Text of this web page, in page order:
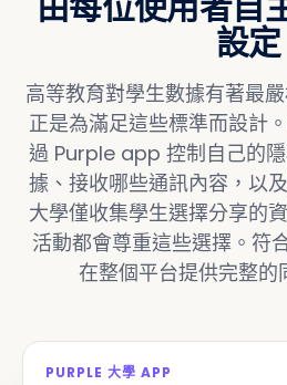
設定
高等教育對學生數據有著最
正是為滿足這些標準而設計
過 Purple app 控制自己的
據、接收哪些通訊內容，以
大學僅收集學生選擇分享的
活動都會尊重這些選擇。符
在整個平台提供完整的
PURPLE 大學 APP